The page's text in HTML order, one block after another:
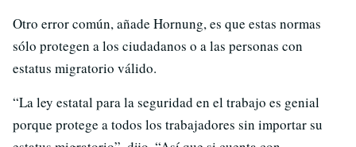
Otro error común, añade Hornung, es que estas normas
sólo protegen a los ciudadanos o a las personas con
estatus migratorio válido.
“La ley estatal para la seguridad en el trabajo es genial
porque protege a todos los trabajadores sin importar su